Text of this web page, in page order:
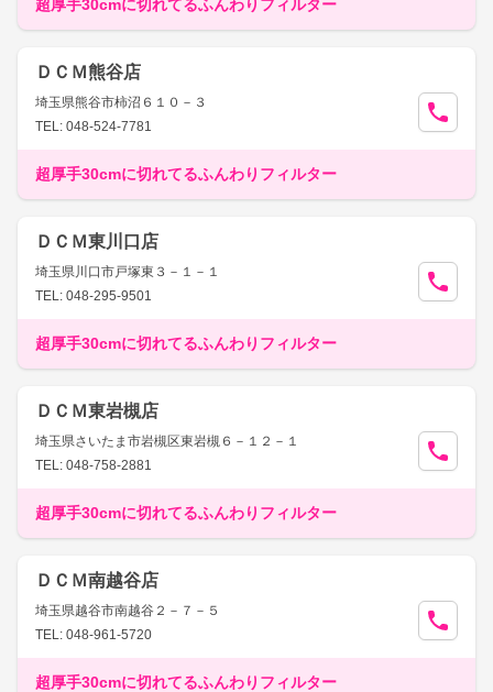
超厚手30cmに切れてるふんわりフィルター
ＤＣＭ熊谷店
埼玉県熊谷市柿沼６１０－３
TEL: 048-524-7781
超厚手30cmに切れてるふんわりフィルター
ＤＣＭ東川口店
埼玉県川口市戸塚東３－１－１
TEL: 048-295-9501
超厚手30cmに切れてるふんわりフィルター
ＤＣＭ東岩槻店
埼玉県さいたま市岩槻区東岩槻６－１２－１
TEL: 048-758-2881
超厚手30cmに切れてるふんわりフィルター
ＤＣＭ南越谷店
埼玉県越谷市南越谷２－７－５
TEL: 048-961-5720
超厚手30cmに切れてるふんわりフィルター